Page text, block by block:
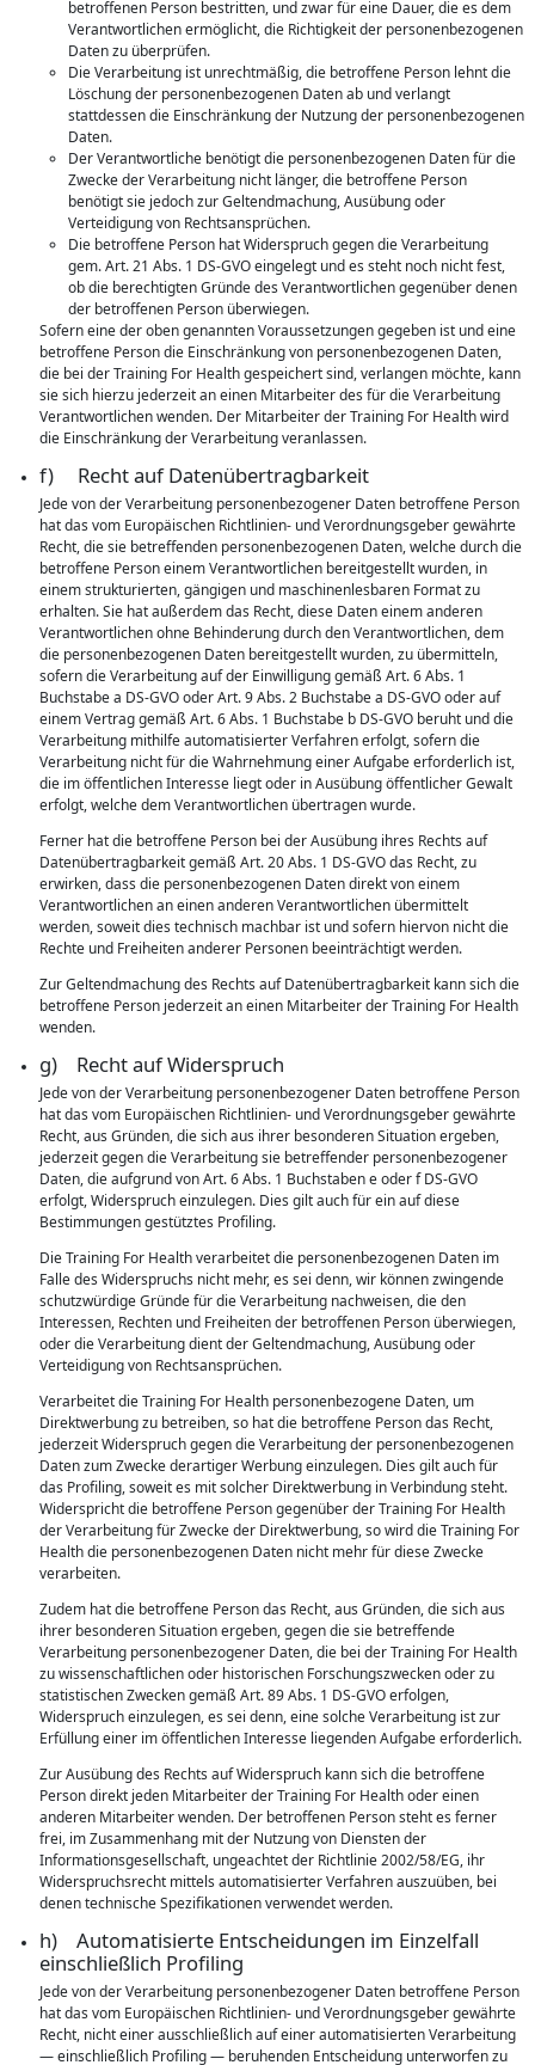
betroffenen Person bestritten, und zwar für eine Dauer, die es dem
Verantwortlichen ermöglicht, die Richtigkeit der personenbezogenen
Daten zu überprüfen.
Die Verarbeitung ist unrechtmäßig, die betroffene Person lehnt die
Löschung der personenbezogenen Daten ab und verlangt
stattdessen die Einschränkung der Nutzung der personenbezogenen
Daten.
Der Verantwortliche benötigt die personenbezogenen Daten für die
Zwecke der Verarbeitung nicht länger, die betroffene Person
benötigt sie jedoch zur Geltendmachung, Ausübung oder
Verteidigung von Rechtsansprüchen.
Die betroffene Person hat Widerspruch gegen die Verarbeitung
gem. Art. 21 Abs. 1 DS-GVO eingelegt und es steht noch nicht fest,
ob die berechtigten Gründe des Verantwortlichen gegenüber denen
der betroffenen Person überwiegen.
Sofern eine der oben genannten Voraussetzungen gegeben ist und eine
betroffene Person die Einschränkung von personenbezogenen Daten,
die bei der Training For Health gespeichert sind, verlangen möchte, kann
sie sich hierzu jederzeit an einen Mitarbeiter des für die Verarbeitung
Verantwortlichen wenden. Der Mitarbeiter der Training For Health wird
die Einschränkung der Verarbeitung veranlassen.
f) Recht auf Datenübertragbarkeit
Jede von der Verarbeitung personenbezogener Daten betroffene Person
hat das vom Europäischen Richtlinien- und Verordnungsgeber gewährte
Recht, die sie betreffenden personenbezogenen Daten, welche durch die
betroffene Person einem Verantwortlichen bereitgestellt wurden, in
einem strukturierten, gängigen und maschinenlesbaren Format zu
erhalten. Sie hat außerdem das Recht, diese Daten einem anderen
Verantwortlichen ohne Behinderung durch den Verantwortlichen, dem
die personenbezogenen Daten bereitgestellt wurden, zu übermitteln,
sofern die Verarbeitung auf der Einwilligung gemäß Art. 6 Abs. 1
Buchstabe a DS-GVO oder Art. 9 Abs. 2 Buchstabe a DS-GVO oder auf
einem Vertrag gemäß Art. 6 Abs. 1 Buchstabe b DS-GVO beruht und die
Verarbeitung mithilfe automatisierter Verfahren erfolgt, sofern die
Verarbeitung nicht für die Wahrnehmung einer Aufgabe erforderlich ist,
die im öffentlichen Interesse liegt oder in Ausübung öffentlicher Gewalt
erfolgt, welche dem Verantwortlichen übertragen wurde.
Ferner hat die betroffene Person bei der Ausübung ihres Rechts auf
Datenübertragbarkeit gemäß Art. 20 Abs. 1 DS-GVO das Recht, zu
erwirken, dass die personenbezogenen Daten direkt von einem
Verantwortlichen an einen anderen Verantwortlichen übermittelt
werden, soweit dies technisch machbar ist und sofern hiervon nicht die
Rechte und Freiheiten anderer Personen beeinträchtigt werden.
Zur Geltendmachung des Rechts auf Datenübertragbarkeit kann sich die
betroffene Person jederzeit an einen Mitarbeiter der Training For Health
wenden.
g) Recht auf Widerspruch
Jede von der Verarbeitung personenbezogener Daten betroffene Person
hat das vom Europäischen Richtlinien- und Verordnungsgeber gewährte
Recht, aus Gründen, die sich aus ihrer besonderen Situation ergeben,
jederzeit gegen die Verarbeitung sie betreffender personenbezogener
Daten, die aufgrund von Art. 6 Abs. 1 Buchstaben e oder f DS-GVO
erfolgt, Widerspruch einzulegen. Dies gilt auch für ein auf diese
Bestimmungen gestütztes Profiling.
Die Training For Health verarbeitet die personenbezogenen Daten im
Falle des Widerspruchs nicht mehr, es sei denn, wir können zwingende
schutzwürdige Gründe für die Verarbeitung nachweisen, die den
Interessen, Rechten und Freiheiten der betroffenen Person überwiegen,
oder die Verarbeitung dient der Geltendmachung, Ausübung oder
Verteidigung von Rechtsansprüchen.
Verarbeitet die Training For Health personenbezogene Daten, um
Direktwerbung zu betreiben, so hat die betroffene Person das Recht,
jederzeit Widerspruch gegen die Verarbeitung der personenbezogenen
Daten zum Zwecke derartiger Werbung einzulegen. Dies gilt auch für
das Profiling, soweit es mit solcher Direktwerbung in Verbindung steht.
Widerspricht die betroffene Person gegenüber der Training For Health
der Verarbeitung für Zwecke der Direktwerbung, so wird die Training For
Health die personenbezogenen Daten nicht mehr für diese Zwecke
verarbeiten.
Zudem hat die betroffene Person das Recht, aus Gründen, die sich aus
ihrer besonderen Situation ergeben, gegen die sie betreffende
Verarbeitung personenbezogener Daten, die bei der Training For Health
zu wissenschaftlichen oder historischen Forschungszwecken oder zu
statistischen Zwecken gemäß Art. 89 Abs. 1 DS-GVO erfolgen,
Widerspruch einzulegen, es sei denn, eine solche Verarbeitung ist zur
Erfüllung einer im öffentlichen Interesse liegenden Aufgabe erforderlich.
Zur Ausübung des Rechts auf Widerspruch kann sich die betroffene
Person direkt jeden Mitarbeiter der Training For Health oder einen
anderen Mitarbeiter wenden. Der betroffenen Person steht es ferner
frei, im Zusammenhang mit der Nutzung von Diensten der
Informationsgesellschaft, ungeachtet der Richtlinie 2002/58/EG, ihr
Widerspruchsrecht mittels automatisierter Verfahren auszuüben, bei
denen technische Spezifikationen verwendet werden.
h) Automatisierte Entscheidungen im Einzelfall
einschließlich Profiling
Jede von der Verarbeitung personenbezogener Daten betroffene Person
hat das vom Europäischen Richtlinien- und Verordnungsgeber gewährte
Recht, nicht einer ausschließlich auf einer automatisierten Verarbeitung
— einschließlich Profiling — beruhenden Entscheidung unterworfen zu